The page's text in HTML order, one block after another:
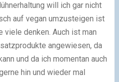
will ich gar nicht
auf vegan umzusteigen ist
viele denken. Auch ist man
angewiesen, da
und da ich momentan auch
hin und wieder mal